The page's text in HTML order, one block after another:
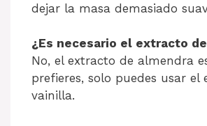
dejar la masa demasiado
¿Es necesario el extracto
No, el extracto de almendra
prefieres, solo puedes usar el
vainilla.